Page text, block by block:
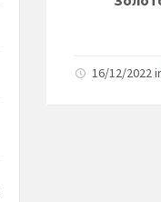
16/12/2022